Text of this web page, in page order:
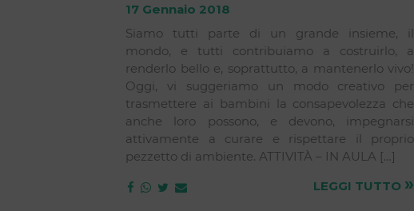
17 Gennaio 2018
Siamo tutti parte di un grande insieme, il
mondo, e tutti contribuiamo a costruirlo, a
renderlo bello e, soprattutto, a mantenerlo vivo!
Oggi, vi suggeriamo un modo creativo per
trasmettere ai bambini la consapevolezza che
anche loro possono, e devono, impegnarsi
attivamente a curare e rispettare il proprio
pezzetto di ambiente. ATTIVITÀ – IN AULA […]
LEGGI TUTTO »